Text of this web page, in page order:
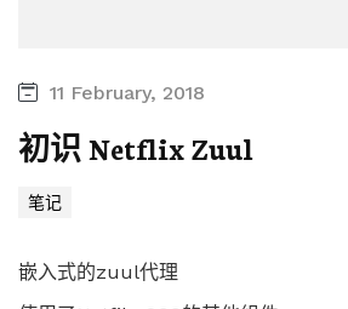
11 February, 2018
初识 Netflix Zuul
笔记
嵌入式的zuul代理